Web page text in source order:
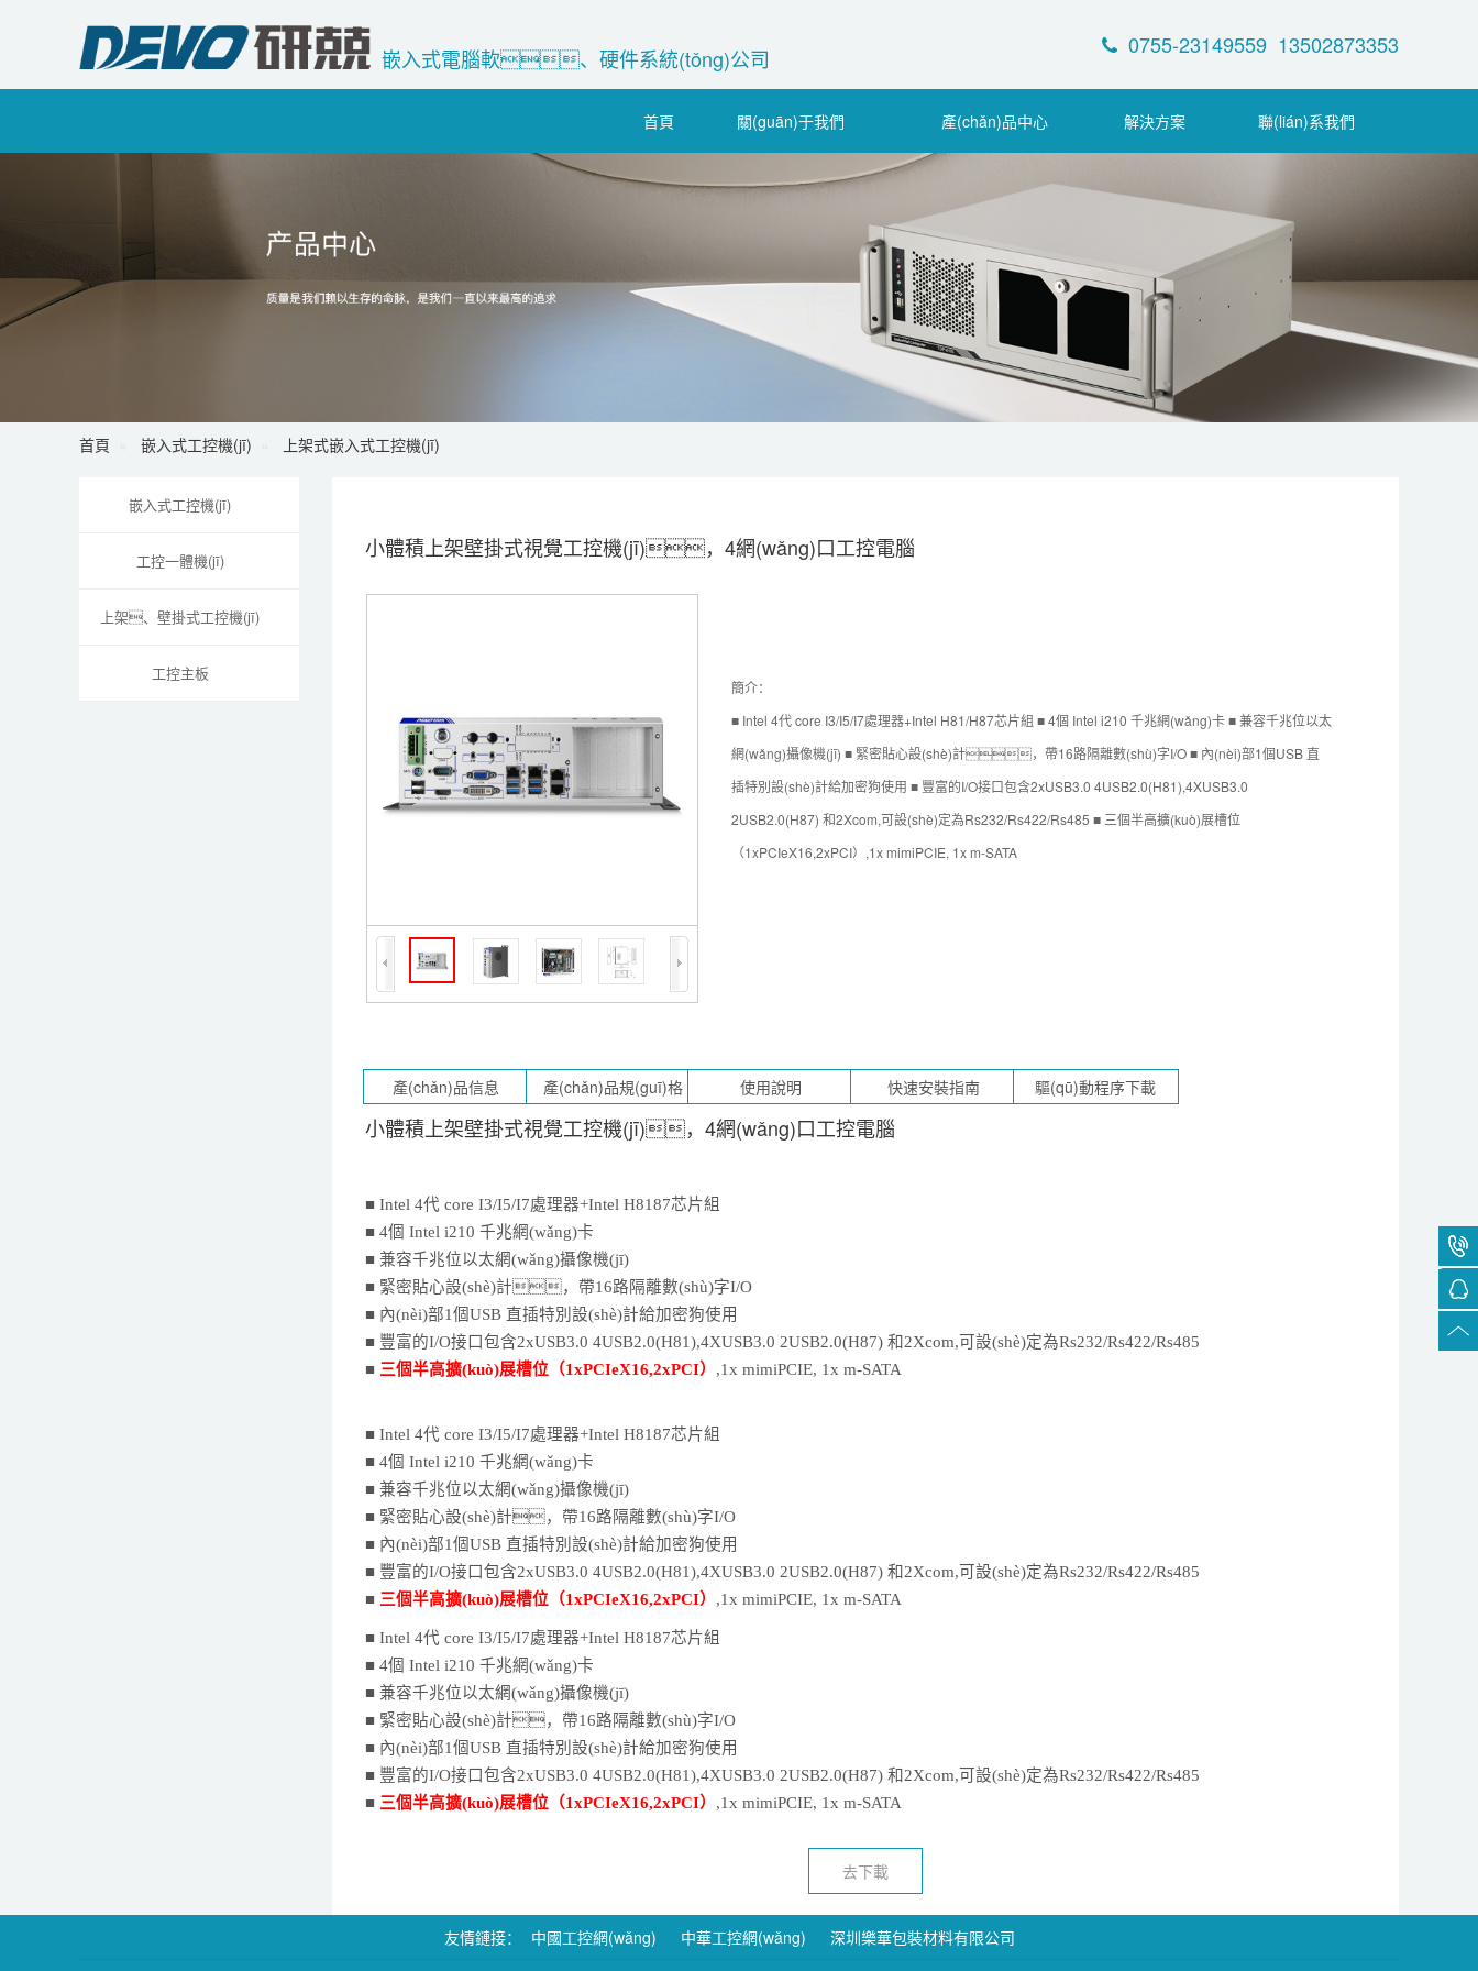
嵌入式電腦軟、硬件系統(tǒng)公司 0755-23149559 13502873353
首頁 關(guān)于我們 產(chǎn)品中心 解決方案 聯(lián)系我們
首頁 嵌入式工控機(jī) 上架式嵌入式工控機(jī)
嵌入式工控機(jī)
工控一體機(jī)
上架、壁掛式工控機(jī)
工控主板
小體積上架壁掛式視覺工控機(jī)，4網(wǎng)口工控電腦
簡介：
■ Intel 4代 core I3/I5/I7處理器+Intel H81/H87芯片組 ■ 4個 Intel i210 千兆網(wǎng)卡 ■ 兼容千兆位以太
網(wǎng)攝像機(jī) ■ 緊密貼心設(shè)計，帶16路隔離數(shù)字I/O ■ 內(nèi)部1個USB 直
插特別設(shè)計給加密狗使用 ■ 豐富的I/O接口包含2xUSB3.0 4USB2.0(H81),4XUSB3.0
2USB2.0(H87) 和2Xcom,可設(shè)定為Rs232/Rs422/Rs485 ■ 三個半高擴(kuò)展槽位
（1xPCIeX16,2xPCI）,1x mimiPCIE, 1x m-SATA
小體積上架壁掛式視覺工控機(jī)，4網(wǎng)口工控電腦
■ Intel 4代 core I3/I5/I7處理器+Intel H8187芯片組
■ 4個 Intel i210 千兆網(wǎng)卡
■ 兼容千兆位以太網(wǎng)攝像機(jī)
■ 緊密貼心設(shè)計，帶16路隔離數(shù)字I/O
■ 內(nèi)部1個USB 直插特別設(shè)計給加密狗使用
■ 豐富的I/O接口包含2xUSB3.0 4USB2.0(H81),4XUSB3.0 2USB2.0(H87) 和 2Xcom,可 設(shè)定為Rs232/Rs422/Rs485
■ 三個半高擴(kuò)展槽位（1xPCIeX16,2xPCI） ,1x mimiPCIE, 1x m-SATA
■ Intel 4代 core I3/I5/I7處理器+Intel H8187芯片組
■ 4個 Intel i210 千兆網(wǎng)卡
■ 兼容千兆位以太網(wǎng)攝像機(jī)
■ 緊密貼心設(shè)計，帶16路隔離數(shù)字I/O
■ 內(nèi)部1個USB 直插特別設(shè)計給加密狗使用
■ 豐富的I/O接口包含2xUSB3.0 4USB2.0(H81),4XUSB3.0 2USB2.0(H87) 和 2Xcom,可 設(shè)定為Rs232/Rs422/Rs485
■ 三個半高擴(kuò)展槽位（1xPCIeX16,2xPCI） ,1x mimiPCIE, 1x m-SATA
■ Intel 4代 core I3/I5/I7處理器+Intel H8187芯片組
■ 4個 Intel i210 千兆網(wǎng)卡
■ 兼容千兆位以太網(wǎng)攝像機(jī)
■ 緊密貼心設(shè)計，帶16路隔離數(shù)字I/O
■ 內(nèi)部1個USB 直插特別設(shè)計給加密狗使用
■ 豐富的I/O接口包含2xUSB3.0 4USB2.0(H81),4XUSB3.0 2USB2.0(H87) 和 2Xcom,可 設(shè)定為Rs232/Rs422/Rs485
■ 三個半高擴(kuò)展槽位（1xPCIeX16,2xPCI） ,1x mimiPCIE, 1x m-SATA
去下載
友情鏈接： 中國工控網(wǎng) 中華工控網(wǎng) 深圳樂華包裝材料有限公司